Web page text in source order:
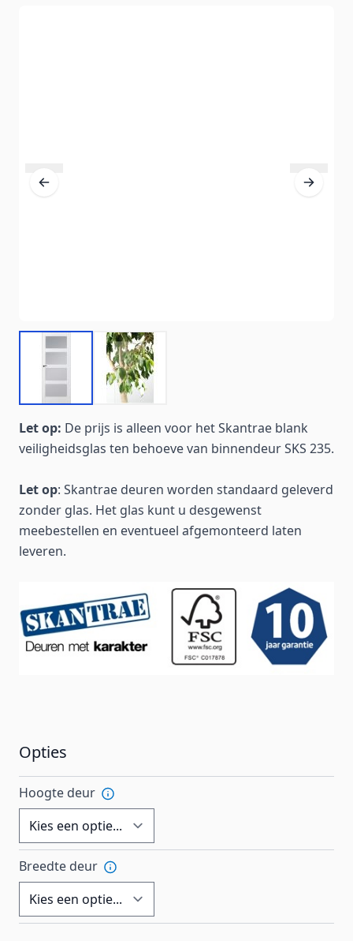
Let op: De prijs is alleen voor het Skantrae blank
veiligheidsglas ten behoeve van binnendeur SKS 235.
Let op: Skantrae deuren worden standaard geleverd
zonder glas. Het glas kunt u desgewenst
meebestellen en eventueel afgemonteerd laten
leveren.
Opties
Hoogte deur
Breedte deur